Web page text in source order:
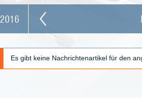
2016
Es gibt keine Nachrichtenartikel für den